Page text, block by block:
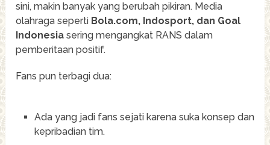
sini, makin banyak yang berubah pikiran. Media
olahraga seperti Bola.com, Indosport, dan Goal
Indonesia sering mengangkat RANS dalam
pemberitaan positif.
Fans pun terbagi dua:
Ada yang jadi fans sejati karena suka konsep dan
kepribadian tim.